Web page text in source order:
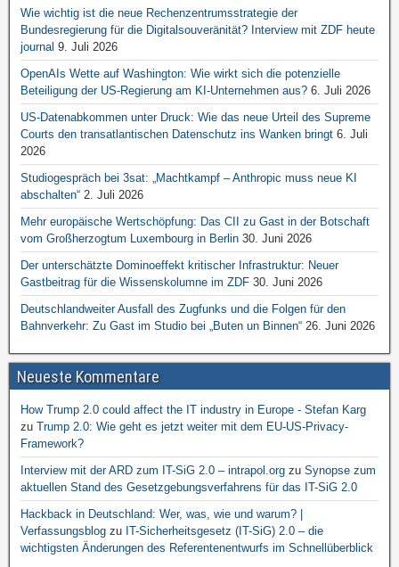
Wie wichtig ist die neue Rechenzentrumsstrategie der
Bundesregierung für die Digitalsouveränität? Interview mit ZDF heute
journal 9. Juli 2026
OpenAIs Wette auf Washington: Wie wirkt sich die potenzielle
Beteiligung der US-Regierung am KI-Unternehmen aus? 6. Juli 2026
US-Datenabkommen unter Druck: Wie das neue Urteil des Supreme
Courts den transatlantischen Datenschutz ins Wanken bringt 6. Juli
2026
Studiogespräch bei 3sat: „Machtkampf – Anthropic muss neue KI
abschalten“ 2. Juli 2026
Mehr europäische Wertschöpfung: Das CII zu Gast in der Botschaft
vom Großherzogtum Luxembourg in Berlin 30. Juni 2026
Der unterschätzte Dominoeffekt kritischer Infrastruktur: Neuer
Gastbeitrag für die Wissenskolumne im ZDF 30. Juni 2026
Deutschlandweiter Ausfall des Zugfunks und die Folgen für den
Bahnverkehr: Zu Gast im Studio bei „Buten un Binnen“ 26. Juni 2026
Neueste Kommentare
How Trump 2.0 could affect the IT industry in Europe - Stefan Karg
zu Trump 2.0: Wie geht es jetzt weiter mit dem EU-US-Privacy-
Framework?
Interview mit der ARD zum IT-SiG 2.0 – intrapol.org zu Synopse zum
aktuellen Stand des Gesetzgebungsverfahrens für das IT-SiG 2.0
Hackback in Deutschland: Wer, was, wie und warum? |
Verfassungsblog zu IT-Sicherheitsgesetz (IT-SiG) 2.0 – die
wichtigsten Änderungen des Referentenentwurfs im Schnellüberblick